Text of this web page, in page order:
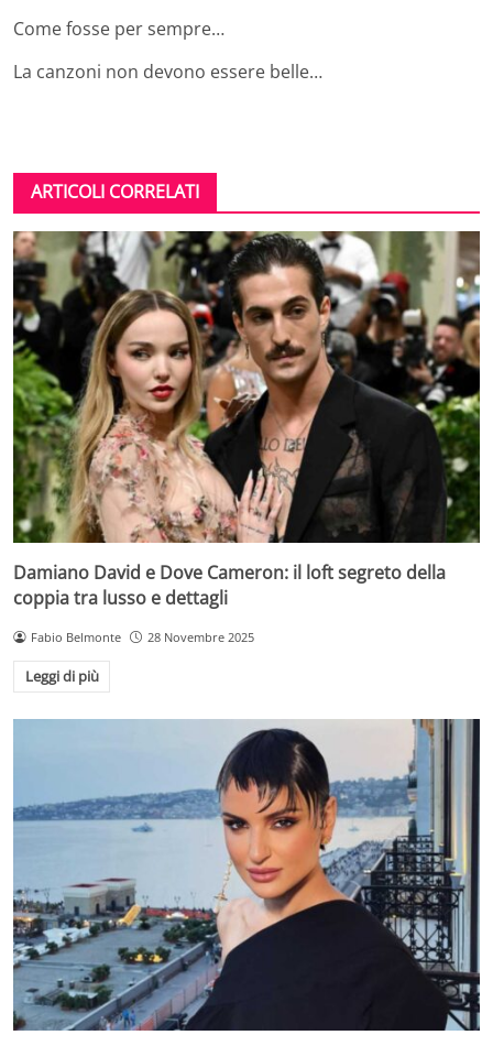
Come fosse per sempre…
La canzoni non devono essere belle…
ARTICOLI CORRELATI
Damiano David e Dove Cameron: il loft segreto della
coppia tra lusso e dettagli
Fabio Belmonte 28 Novembre 2025
Leggi di più